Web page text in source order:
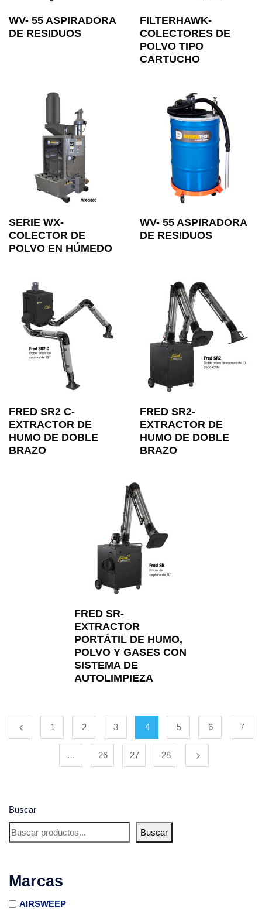
Buscar
Buscar
Marcas
AIRSWEEP
WV- 55 ASPIRADORA
DE RESIDUOS
FILTERHAWK-
COLECTORES DE
POLVO TIPO
CARTUCHO
SERIE WX-
COLECTOR DE
POLVO EN HÚMEDO
WV- 55 ASPIRADORA
DE RESIDUOS
FRED SR2 C-
EXTRACTOR DE
HUMO DE DOBLE
BRAZO
FRED SR2-
EXTRACTOR DE
HUMO DE DOBLE
BRAZO
FRED SR-
EXTRACTOR
PORTÁTIL DE HUMO,
POLVO Y GASES CON
SISTEMA DE
AUTOLIMPIEZA
1 2 3 4 5 6 7
… 26 27 28